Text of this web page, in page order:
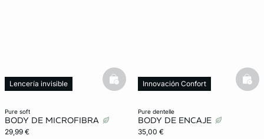
pure soft
BODY DE MICROFIBRA
29,99 €
Lencería invisible
basketfull
pure dentelle
BODY DE ENCAJE
35,00 €
Innovación Confort